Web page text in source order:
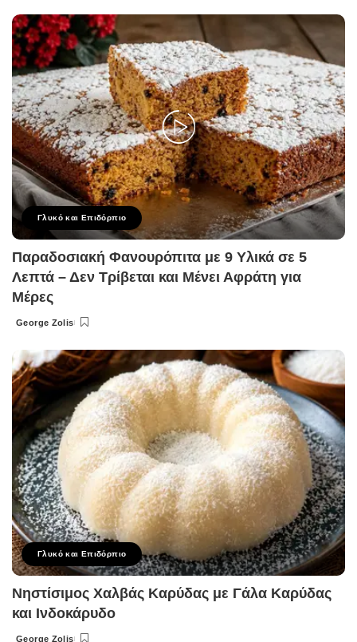
Γλυκό και Επιδόρπιο
Παραδοσιακή Φανουρόπιτα με 9 Υλικά σε 5
Λεπτά – Δεν Τρίβεται και Μένει Αφράτη για
Μέρες
Posted
George Zolis
Γλυκό και Επιδόρπιο
Νηστίσιμος Χαλβάς Καρύδας με Γάλα Καρύδας
και Ινδοκάρυδο
George Zolis